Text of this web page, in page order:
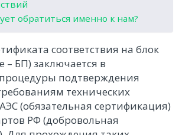
обратиться именно к нам?
соответствия на блок
– БП) заключается в
подтверждения
технических
(обязательная сертификация)
РФ (добровольная